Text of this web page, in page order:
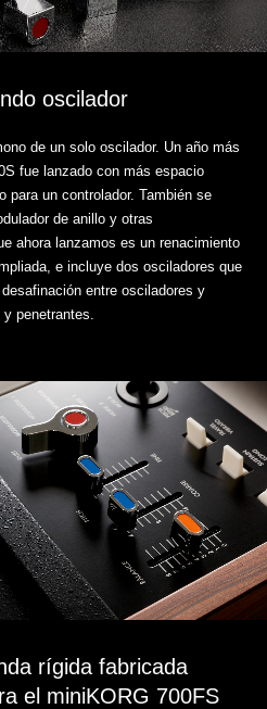
oscilador
de un solo oscilador. Un año más
fue lanzado con más espacio
para un controlador. También se
de anillo y otras
ahora lanzamos es un renacimiento
e incluye dos osciladores que
entre osciladores y
penetrantes.
rígida fabricada
el miniKORG 700FS